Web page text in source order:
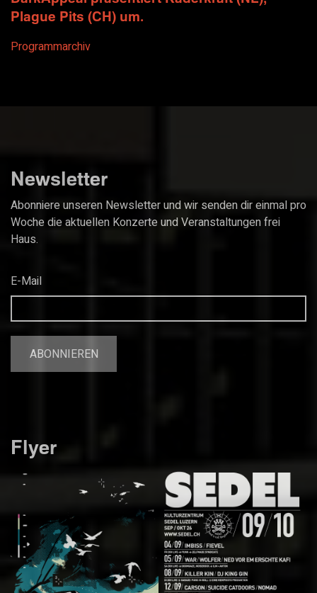
Plague Pits (CH) um.
Programmarchiv
Newsletter
Abonniere unseren Newsletter und wir senden dir einmal pro
Woche die aktuellen Konzerte und Veranstaltungen frei
Haus.
E-Mail
Flyer